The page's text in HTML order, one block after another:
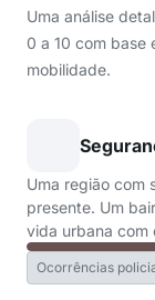
Uma análise
0 a 10 com base
mobilidade.
Uma região com
presente. Um
vida urbana com
Ocorrências